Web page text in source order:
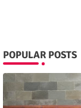
POPULAR POSTS